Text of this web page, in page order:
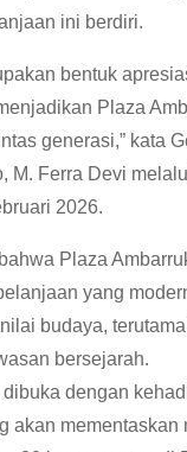
ini berdiri.
bentuk
Plaza
generasi,” kata
M. Ferra Devi
2026.
Plaza
yang
budaya,
bersejarah.
dengan
akan mementaskan